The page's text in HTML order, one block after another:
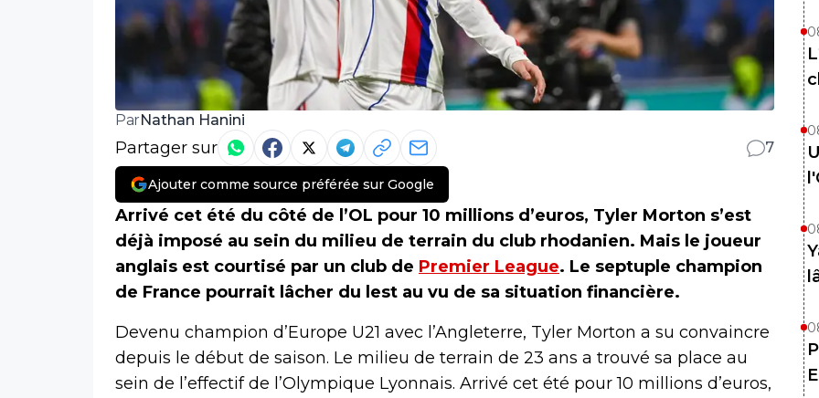
ParNathan Hanini
Partager sur 7
Ajouter comme source préférée sur Google
Arrivé cet été du côté de l’OL pour 10 millions d’euros, Tyler Morton s’est
déjà imposé au sein du milieu de terrain du club rhodanien. Mais le joueur
anglais est courtisé par un club de Premier League. Le septuple champion
de France pourrait lâcher du lest au vu de sa situation financière.
Devenu champion d’Europe U21 avec l’Angleterre, Tyler Morton a su convaincre
depuis le début de saison. Le milieu de terrain de 23 ans a trouvé sa place au
sein de l’effectif de l’Olympique Lyonnais. Arrivé cet été pour 10 millions d’euros,